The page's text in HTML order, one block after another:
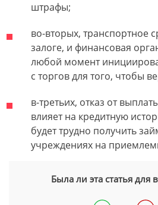
штрафы;
во-вторых, транспортное
залоге, и финансовая
любой момент
с торгов для того, чтобы
в-третьих, отказ от
влияет на кредитную
будет трудно получить
учреждениях на
Была ли эта статья для